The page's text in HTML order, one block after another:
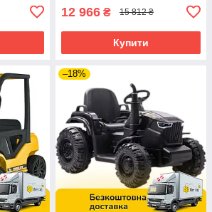
12 966 ₴ 15 812 ₴
Купити
–18%